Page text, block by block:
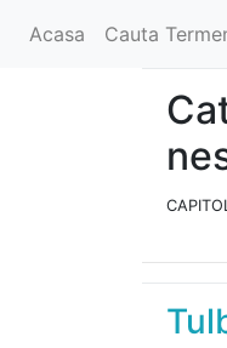
Acasa Cauta